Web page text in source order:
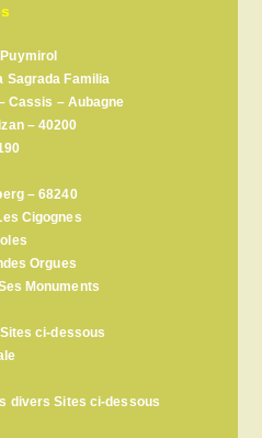
Sagrada Familia
Cassis – Aubagne
– 40200
– 68240
Cigognes
Orgues
Monuments
ci-dessous
divers Sites ci-dessous